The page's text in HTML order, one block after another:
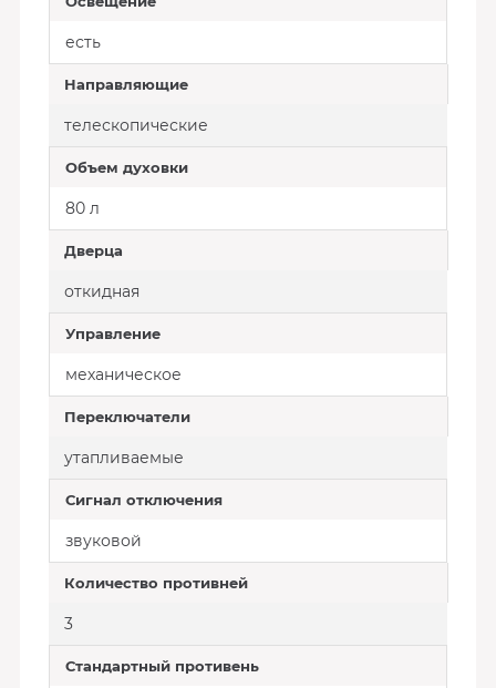
есть
Направляющие
телескопические
Объем духовки
80 л
Дверца
откидная
Управление
механическое
Переключатели
утапливаемые
Сигнал отключения
звуковой
Количество противней
3
Стандартный противень